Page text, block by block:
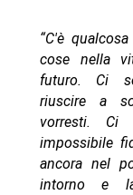
“C'è
cose nella
futuro. Ci
riuscire a
vorresti. Ci
impossibile
ancora nel
intorno e